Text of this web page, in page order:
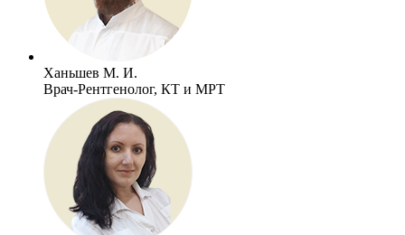
Ханьшев М. И.
Врач-Рентгенолог, КТ и МРТ